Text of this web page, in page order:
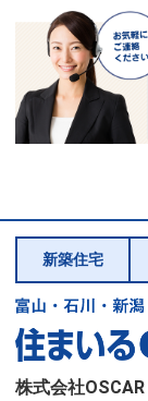
新築住宅
株式会社OSCAR